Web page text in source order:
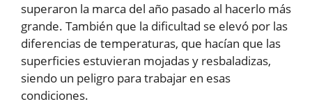
superaron la marca del año pasado al hacerlo más
grande. También que la dificultad se elevó por las
diferencias de temperaturas, que hacían que las
superficies estuvieran mojadas y resbaladizas,
siendo un peligro para trabajar en esas
condiciones.